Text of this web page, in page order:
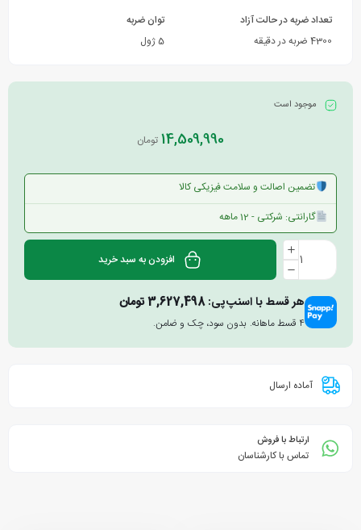
تعداد ضربه در حالت آزاد
4300 ضربه در دقیقه
توان ضربه
5 ژول
موجود است
14,509,990 تومان
تضمین اصالت و سلامت فیزیکی کالا
گارانتی: شرکتی - 12 ماهه
افزودن به سبد خرید
هر قسط با اسنپ‌پی:3,627,498تومان
۴ قسط ماهانه. بدون سود، چک و ضامن.
آماده ارسال
ارتباط با فروش
تماس با کارشناسان